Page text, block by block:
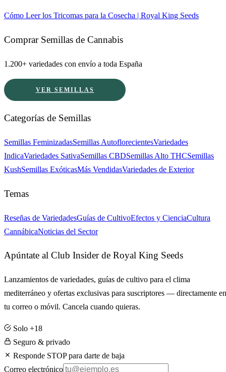
Cómo Leer los Tricomas para la Cosecha | Royal King Seeds
Comprar Semillas de Cannabis
1.200+ variedades con envío a toda España
VER SEMILLAS
Categorías de Semillas
Semillas FeminizadasSemillas AutoflorecientesVariedades
IndicaVariedades SativaSemillas CBDSemillas Alto THCSemillas
KushSemillas ExóticasMás VendidasVariedades de Exterior
Temas
Reseñas de VariedadesGuías de CultivoEfectos y CienciaCultura
CannábicaNoticias del Sector
Apúntate al Club Insider de Royal King Seeds
Lanzamientos de variedades, guías de cultivo para el clima
mediterráneo y ofertas exclusivas para suscriptores — directamente en
tu correo o móvil. Cancela cuando quieras.
Solo +18
Seguro & privado
Responde STOP para darte de baja
Correo electrónico